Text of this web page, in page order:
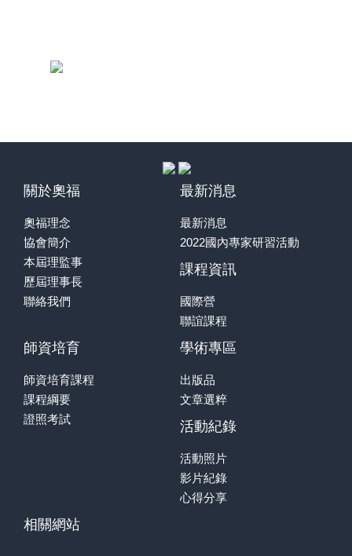
關於奧福
奧福理念
協會簡介
本屆理監事
歷屆理事長
聯絡我們
最新消息
最新消息
2022國內專家研習活動
課程資訊
國際營
聯誼課程
師資培育
師資培育課程
課程綱要
證照考試
學術專區
出版品
文章選粹
活動紀錄
活動照片
影片紀錄
心得分享
相關網站